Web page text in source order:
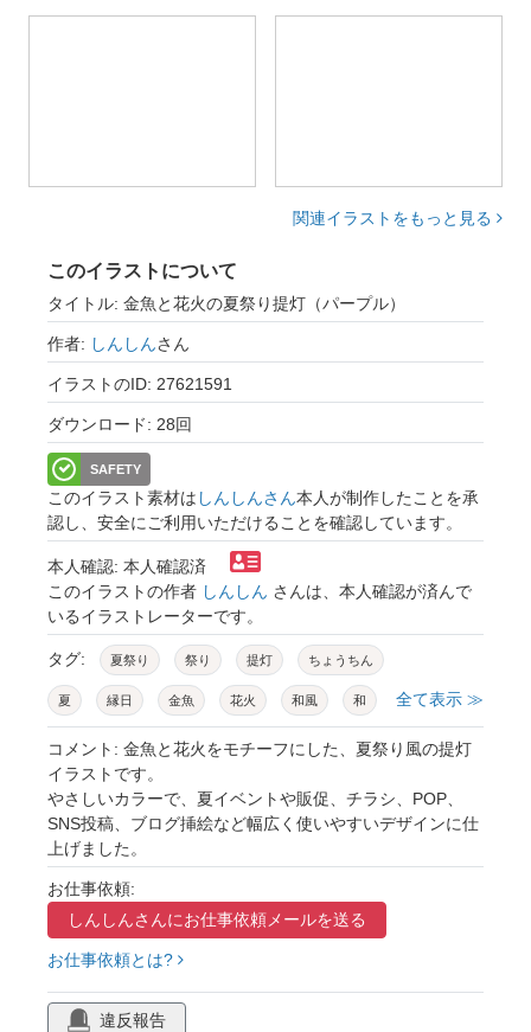
関連イラストをもっと見る
このイラストについて
タイトル: 金魚と花火の夏祭り提灯（パープル）
作者: しんしんさん
イラストのID: 27621591
ダウンロード: 28回
SAFETY
このイラスト素材は しんしんさん本人が制作したことを承
認し、安全にご利用いただけることを確認しています。
本人確認: 本人確認済
このイラストの作者 しんしん さんは、本人確認が済んで
いるイラストレーターです。
タグ: 夏祭り 祭り 提灯 ちょうちん
夏 縁日 金魚 花火 和風 和
イベント お祭り 装飾 飾り
アイコン シンプル
イラスト 夏休み 盆踊り 納涼
夜店 ポップ
カット素材 挿絵
全て表示 ≫
コメント: 金魚と花火をモチーフにした、夏祭り風の提灯
イラストです。
やさしいカラーで、夏イベントや販促、チラシ、POP、
SNS投稿、ブログ挿絵など幅広く使いやすいデザインに仕
上げました。
お仕事依頼:
しんしんさんにお仕事依頼メールを送る
お仕事依頼とは?
違反報告